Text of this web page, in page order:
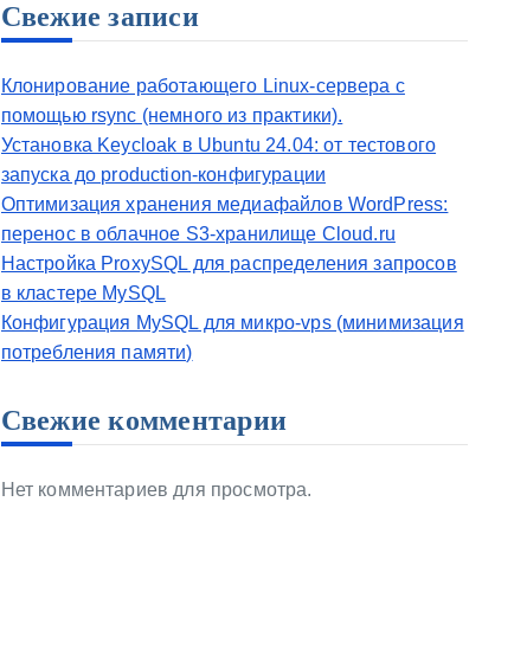
Свежие записи
Клонирование работающего Linux-сервера с
помощью rsync (немного из практики).
Установка Keycloak в Ubuntu 24.04: от тестового
запуска до production-конфигурации
Оптимизация хранения медиафайлов WordPress:
перенос в облачное S3-хранилище Cloud.ru
Настройка ProxySQL для распределения запросов
в кластере MySQL
Конфигурация MySQL для микро-vps (минимизация
потребления памяти)
Свежие комментарии
Нет комментариев для просмотра.